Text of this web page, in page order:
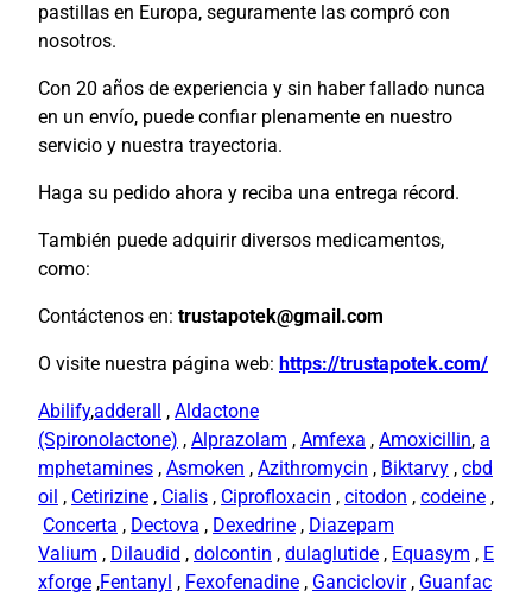
pastillas en Europa, seguramente las compró con
nosotros.
Con 20 años de experiencia y sin haber fallado nunca
en un envío, puede confiar plenamente en nuestro
servicio y nuestra trayectoria.
Haga su pedido ahora y reciba una entrega récord.
También puede adquirir diversos medicamentos,
como:
Contáctenos en: trustapotek@gmail.com
O visite nuestra página web: https://trustapotek.com/
Abilify,adderall , Aldactone
(Spironolactone) , Alprazolam , Amfexa , Amoxicillin, a
mphetamines , Asmoken , Azithromycin , Biktarvy , cbd
oil , Cetirizine , Cialis , Ciprofloxacin , citodon , codeine ,
Concerta , Dectova , Dexedrine , Diazepam
Valium , Dilaudid , dolcontin , dulaglutide , Equasym , E
xforge ,Fentanyl , Fexofenadine , Ganciclovir, Guanfac